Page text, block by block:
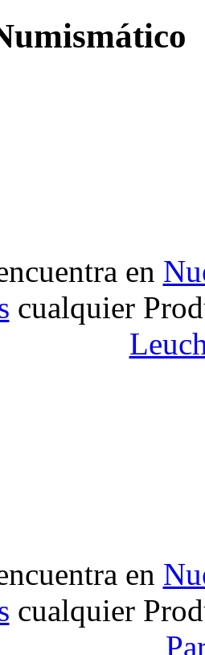
en
cualquier
en
cualquier